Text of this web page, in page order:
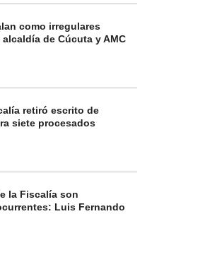
como irregulares
de Cúcuta y AMC
retiró escrito de
siete procesados
la Fiscalía son
Luis Fernando